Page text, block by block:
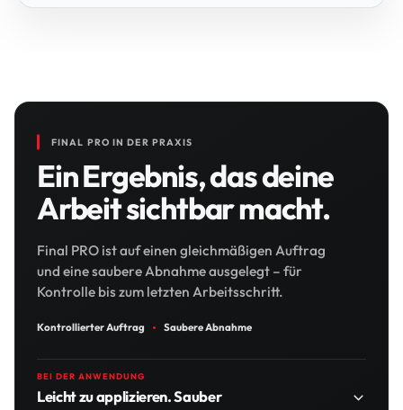
FINAL PRO IN DER PRAXIS
Ein Ergebnis, das deine
Arbeit sichtbar macht.
Final PRO ist auf einen gleichmäßigen Auftrag
und eine saubere Abnahme ausgelegt – für
Kontrolle bis zum letzten Arbeitsschritt.
Kontrollierter Auftrag Saubere Abnahme
BEI DER ANWENDUNG
Leicht zu applizieren. Sauber